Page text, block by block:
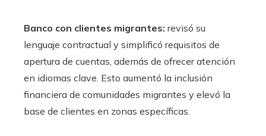
Banco con clientes migrantes: revisó su
lenguaje contractual y simplificó requisitos de
apertura de cuentas, además de ofrecer atención
en idiomas clave. Esto aumentó la inclusión
financiera de comunidades migrantes y elevó la
base de clientes en zonas específicas.